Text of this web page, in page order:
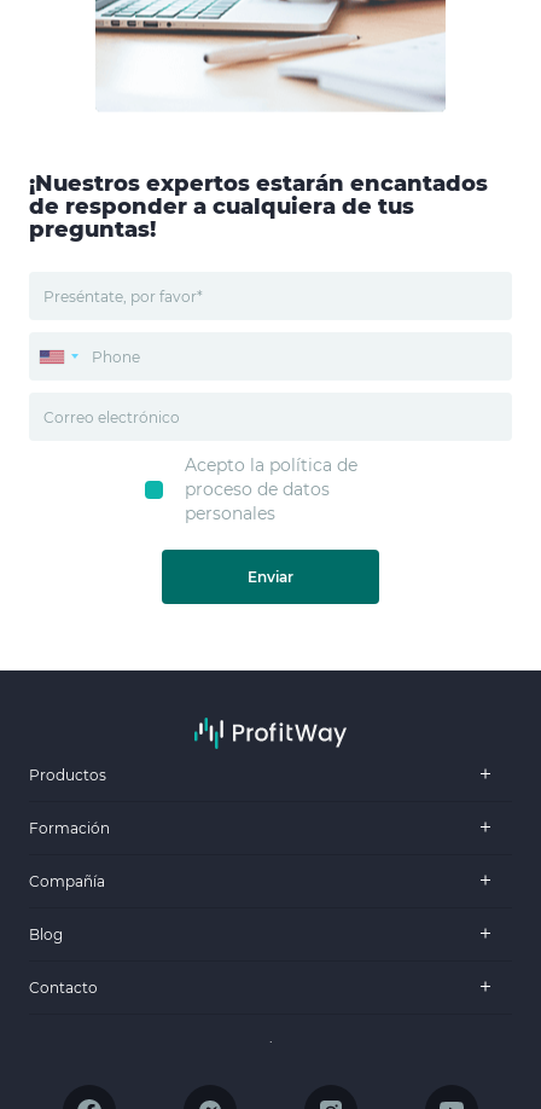
¡Nuestros expertos estarán encantados
de responder a cualquiera de tus
preguntas!
Acepto la política de
proceso de datos
personales
Enviar
Productos
Formación
Compañía
Blog
Contacto
.